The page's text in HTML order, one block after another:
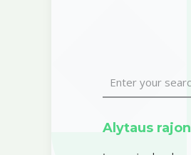
Alytaus